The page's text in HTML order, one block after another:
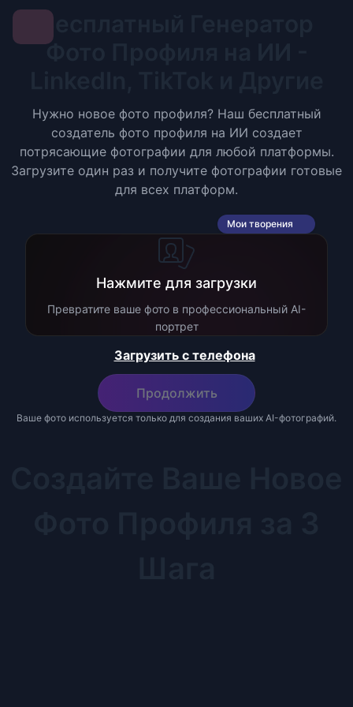
Бесплатный Генератор
Фото Профиля на ИИ -
Нужно новое фото профиля? Наш бесплатный
создатель фото профиля на ИИ создает
потрясающие фотографии для любой платформы.
Загрузите один раз и получите фотографии готовые
для всех платформ.
Мои творения
Нажмите для загрузки
Превратите ваше фото в профессиональный AI-
портрет
Загрузить с телефона
Продолжить
Ваше фото используется только для создания ваших AI-фотографий.